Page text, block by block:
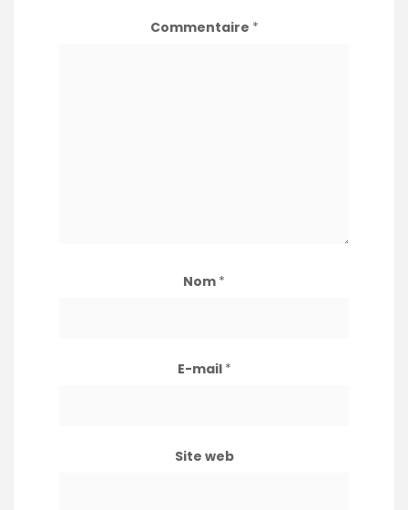
Commentaire *
Nom *
E-mail *
Site web